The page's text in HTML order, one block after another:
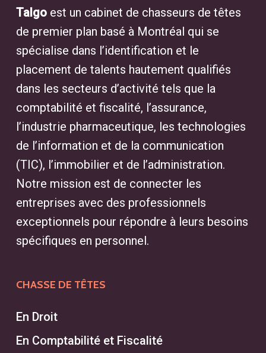
Talgoest un cabinet de chasseurs de têtes
de premier plan basé à Montréal qui se
spécialise dans l’identification et le
placement de talents hautement qualifiés
dans les secteurs d’activité tels que la
comptabilité et fiscalité, l’assurance,
l’industrie pharmaceutique, les technologies
de l’information et de la communication
(TIC), l’immobilier et de l’administration.
Notre mission est de connecter les
entreprises avec des professionnels
exceptionnels pour répondre à leurs besoins
spécifiques en personnel.
CHASSE DE TÊTES
En Droit
En Comptabilité et Fiscalité